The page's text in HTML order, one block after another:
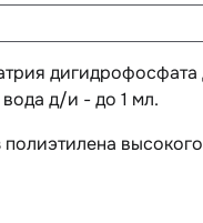
дигидрофосфата
д/и - до 1 мл.